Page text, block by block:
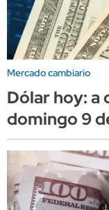
Mercado cambiario
Dólar hoy: a
domingo 9